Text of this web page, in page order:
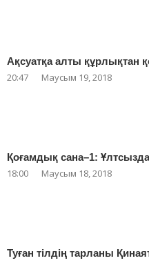
Ақсуатқа алты құрлықтан
20:47 Маусым 19, 2018
Қоғамдық сана–1:
18:00 Маусым 18, 2018
Туған тілдің тарланы